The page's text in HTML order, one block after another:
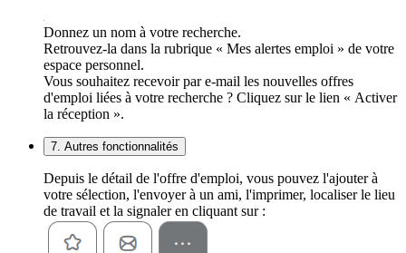
Donnez un nom à votre recherche.
Retrouvez-la dans la rubrique « Mes alertes emploi » de votre
espace personnel.
Vous souhaitez recevoir par e-mail les nouvelles offres
d'emploi liées à votre recherche ? Cliquez sur le lien « Activer
la réception ».
7. Autres fonctionnalités
Depuis le détail de l'offre d'emploi, vous pouvez l'ajouter à
votre sélection, l'envoyer à un ami, l'imprimer, localiser le lieu
de travail et la signaler en cliquant sur :